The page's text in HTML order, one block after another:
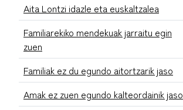
Aita Lontzi idazle eta euskaltzalea
Familiarekiko mendekuak jarraitu egin
zuen
Familiak ez du egundo aitortzarik jaso
Amak ez zuen egundo kalteordainik jaso